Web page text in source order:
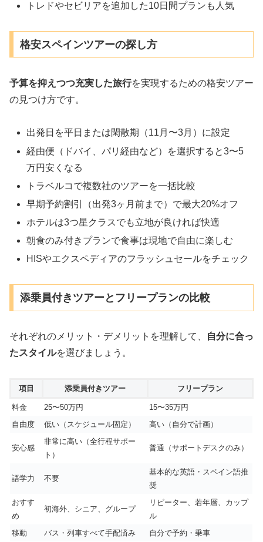
トレドやセビリアを追加した10日間プランも人気
格安スペインツアーの探し方
予算を抑えつつ充実した旅行を実現するための格安ツアー
の見つけ方です。
出発日を平日または閑散期（11月〜3月）に設定
経由便（ドバイ、パリ経由など）を選択すると3〜5
万円安くなる
トラベルコで複数社のツアーを一括比較
早期予約割引（出発3ヶ月前まで）で最大20%オフ
ホテルは3つ星クラスでも立地が良ければ快適
朝食のみ付きプランで食事は現地で自由に楽しむ
HISやエクスペディアのフラッシュセールをチェック
添乗員付きツアーとフリープランの比較
それぞれのメリット・デメリットを理解して、
自分に合っ
たスタイルを選びましょう。
項目 添乗員付きツアー フリープラン
料金 25〜50万円
15〜35万円
自由度
低い（スケジュール固定） 高い（自分で計画）
安心感
非常に高い（全行程サポー
ト）
普通（サポートデスクのみ）
語学力 不要
基本的な英語・スペイン語推
奨
おすす
め
初海外、シニア、グループ
リピーター、若年層、カップ
ル
移動
バス・列車すべて手配済み 自分で予約・乗車